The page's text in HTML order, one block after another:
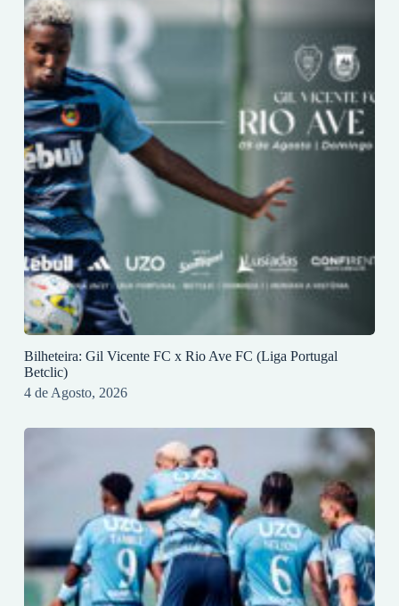
Bilheteira: Gil Vicente FC x Rio Ave FC (Liga Portugal
Betclic)
4 de Agosto, 2026